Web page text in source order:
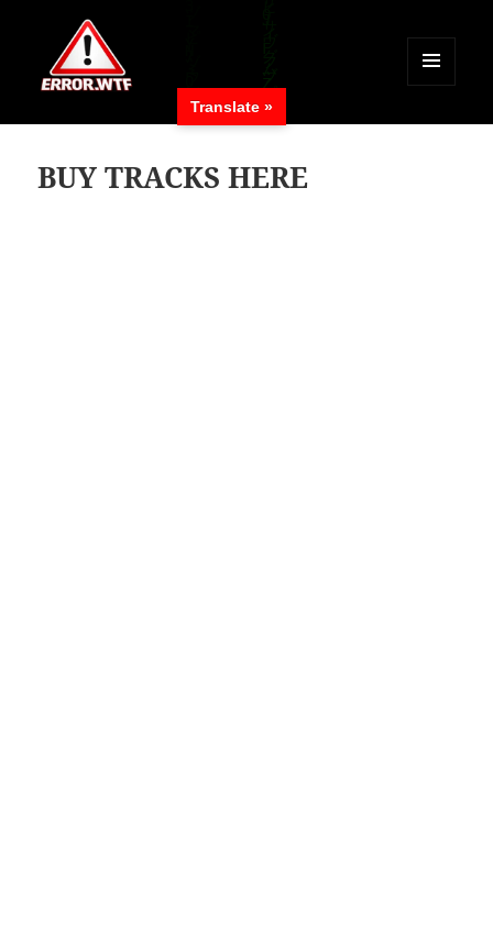
MENÜ
WIDGETS
BUY TRACKS HERE
Translate »